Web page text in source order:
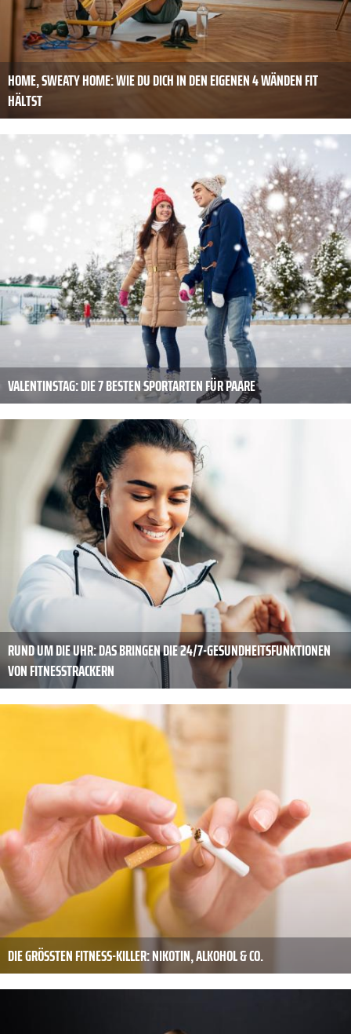
HOME, SWEATY HOME: WIE DU DICH IN DEN EIGENEN 4 WÄNDEN FIT
HÄLTST
VALENTINSTAG: DIE 7 BESTEN SPORTARTEN FÜR PAARE
RUND UM DIE UHR: DAS BRINGEN DIE 24/7-GESUNDHEITSFUNKTIONEN
VON FITNESSTRACKERN
DIE GRÖSSTEN FITNESS-KILLER: NIKOTIN, ALKOHOL & CO.